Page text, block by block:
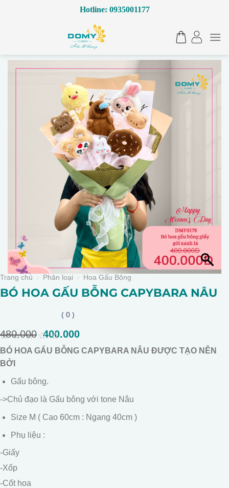
Hotline: 0935001177
Trang chủ Phân loại Hoa Gấu Bông
BÓ HOA GẤU BỖNG CAPYBARA NÂU
0
out
of
( 0 )
480.000 Giá
gốc
là:
400.000
tại
BÓ HOA GẤU BỖNG CAPYBARA NÂU ĐƯỢC TẠO NÊN
BỞI
Gấu bông.
->Chủ đạo là Gấu bông với tone Nâu
Size M ( Cao 60cm : Ngang 40cm )
Phụ liệu :
-Giấy
-Xốp
-Cốt hoa